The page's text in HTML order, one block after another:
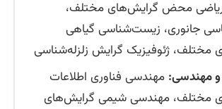
محض گرایش‌های مختلف،
جانوری، زیست‌شناسی گیاهی
مختلف، ژئوفیزیک گرایش زلزله‌شناسی
و مهندسی: مهندسی فناوری اطلاعات
مختلف، مهندسی شیمی گرایش‌های